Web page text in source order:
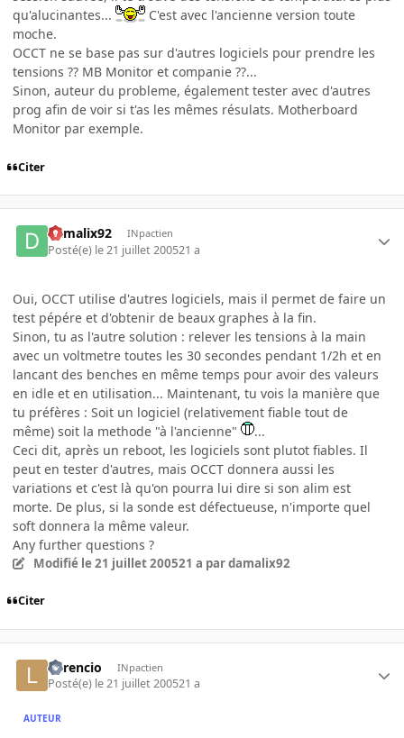
qu'alucinantes...
C'est avec l'ancienne version toute
moche.
OCCT ne se base pas sur d'autres logiciels pour prendre les
tensions ?? MB Monitor et companie ??...
Sinon, auteur du probleme, également tester avec d'autres
prog afin de voir si t'as les mêmes résulats. Motherboard
Monitor par exemple.
Citer
damalix92 INpactien
Posté(e) le 21 juillet 200521 a
Oui, OCCT utilise d'autres logiciels, mais il permet de faire un
test pépére et d'obtenir de beaux graphes à la fin.
Sinon, tu as l'autre solution : relever les tensions à la main
avec un voltmetre toutes les 30 secondes pendant 1/2h et en
lancant des benches en même temps pour avoir des valeurs
en idle et en utilisation... Maintenant, tu vois la manière que
tu préfères : Soit un logiciel (relativement fiable tout de
même) soit la methode "à l'ancienne"
...
Ceci dit, après un reboot, les logiciels sont plutot fiables. Il
peut en tester d'autres, mais OCCT donnera aussi les
variations et c'est là qu'on pourra lui dire si son alim est
morte. De plus, si la sonde est défectueuse, n'importe quel
soft donnera la même valeur.
Any further questions ?
Modifié le 21 juillet 200521 a par damalix92
Citer
Lorencio INpactien
Posté(e) le 21 juillet 200521 a
AUTEUR